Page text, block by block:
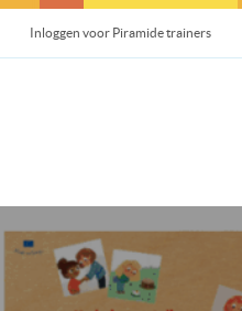
Inloggen voor Piramide trainers